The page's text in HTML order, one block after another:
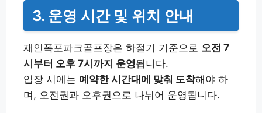
3. 운영 시간 및 위치 안내
재인폭포파크골프장은 하절기 기준으로 오전 7
시부터 오후 7시까지 운영됩니다.
입장 시에는 예약한 시간대에 맞춰 도착해야 하
며, 오전권과 오후권으로 나뉘어 운영됩니다.